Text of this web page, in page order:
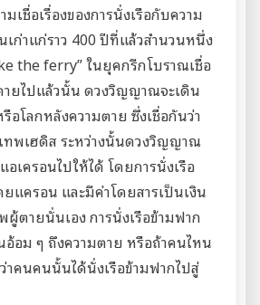
เชื่อเรื่องของการนั่งเรือกับความ
ก่าแก่ราว 400 ปีที่แล้วสำนวนหนึ่ง
the ferry” ในยุคกรีกโบราณเชื่อ
ายไปแล้วนั้น ดวงวิญญาณจะเดิน
อโลกหลังความตาย ซึ่งเชื่อกันว่า
พเฮดิส ระหว่างนั้นดวงวิญญาณ
เครอนไปให้ได้ โดยการนั่งเรือ
แครอน และมีค่าโดยสารเป็นเงิน
ผู้ตายนั่นเอง การนั่งเรือข้ามฟาก
อม ๆ ถึงความตาย หรือถ้าคนไหน
คนคนนั้นได้นั่งเรือข้ามฟากไปสู่